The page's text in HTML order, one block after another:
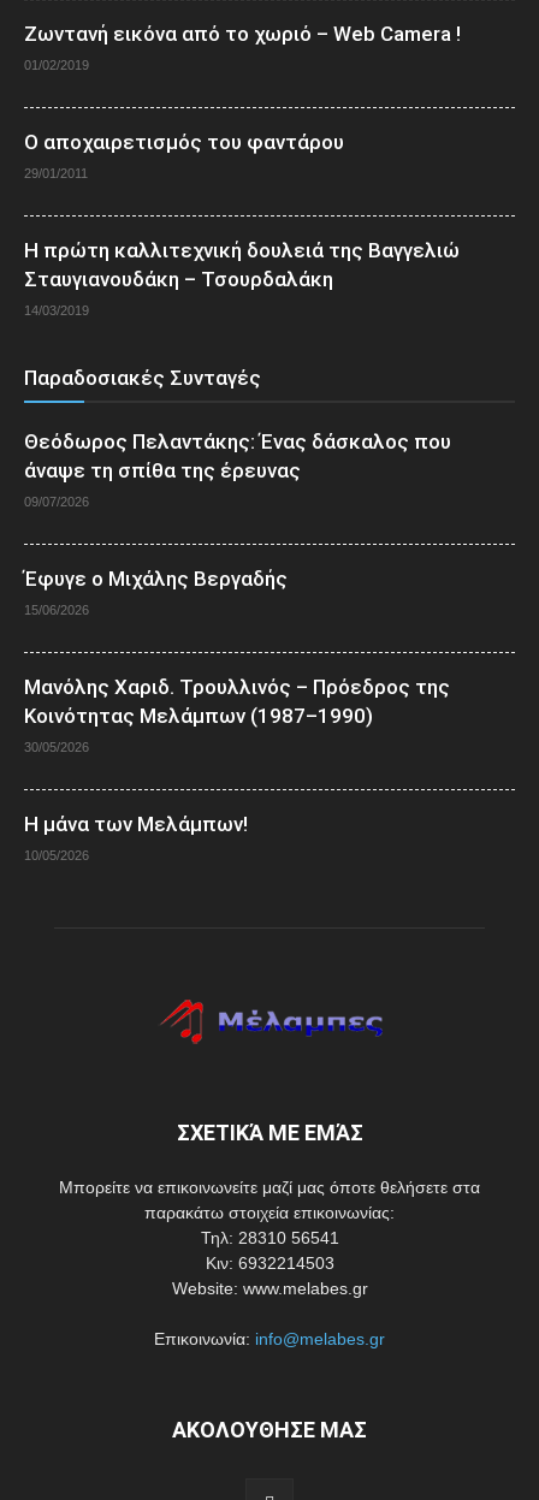
Ζωντανή εικόνα από το χωριό – Web Camera !
01/02/2019
Ο αποχαιρετισμός του φαντάρου
29/01/2011
Η πρώτη καλλιτεχνική δουλειά της Βαγγελιώ
Σταυγιανουδάκη – Τσουρδαλάκη
14/03/2019
Παραδοσιακές Συνταγές
Θεόδωρος Πελαντάκης: Ένας δάσκαλος που
άναψε τη σπίθα της έρευνας
09/07/2026
Έφυγε ο Μιχάλης Βεργαδής
15/06/2026
Μανόλης Χαριδ. Τρουλλινός – Πρόεδρος της
Κοινότητας Μελάμπων (1987–1990)
30/05/2026
Η μάνα των Μελάμπων!
10/05/2026
ΣΧΕΤΙΚΆ ΜΕ ΕΜΆΣ
Μπορείτε να επικοινωνείτε μαζί μας όποτε θελήσετε στα
παρακάτω στοιχεία επικοινωνίας:
Τηλ: 28310 56541
Κιν: 6932214503
Website: www.melabes.gr
Επικοινωνία: info@melabes.gr
ΑΚΟΛΟΥΘΗΣΕ ΜΑΣ